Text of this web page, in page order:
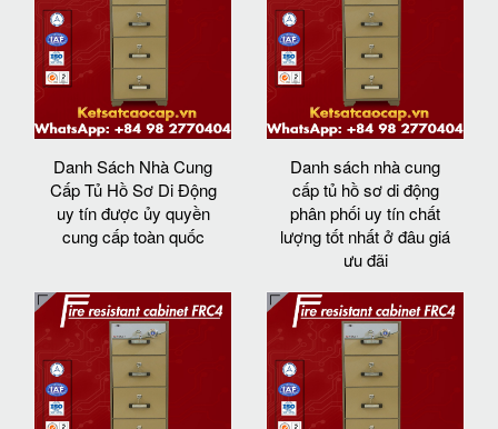
Danh Sách Nhà Cung
Cấp Tủ Hồ Sơ Di Động
uy tín được ủy quyền
cung cấp toàn quốc
Danh sách nhà cung
cấp tủ hồ sơ di động
phân phối uy tín chất
lượng tốt nhất ở đâu giá
ưu đãi